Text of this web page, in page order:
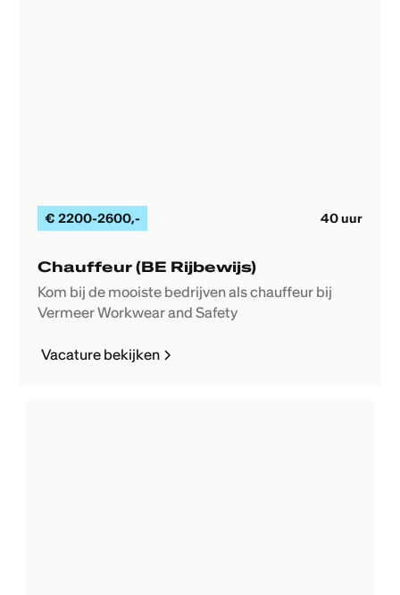
€ 2200-2600,- 40uur
Chauffeur (BE Rijbewijs)
Kom bij de mooiste bedrijven als chauffeur bij
Vermeer Workwear and Safety
Vacature bekijken